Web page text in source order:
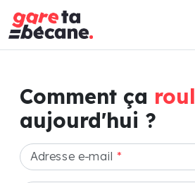
Comment ça
aujourd'hui ?
Adresse e-mail *